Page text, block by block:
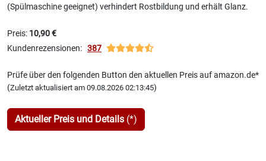
(Spülmaschine geeignet) verhindert Rostbildung und erhält Glanz.
Preis: 10,90 €
Kundenrezensionen: 387
Prüfe über den folgenden Button den aktuellen Preis auf amazon.de*
(Zuletzt aktualisiert am 09.08.2026 02:13:45)
Aktueller Preis und Details (*)